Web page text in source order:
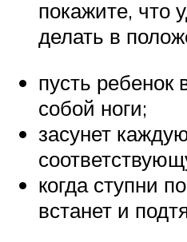
покажите, что
делать в
пусть ребенок
собой ноги;
засунет
когда ступни
встанет и